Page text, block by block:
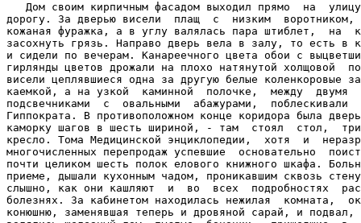
Дом своим кирпичным фасадом выходил прямо  на
дорогу. За дверью висели  плащ  с  низким
кожаная фуражка, а в углу валялась пара штиблет,  на
засохнуть грязь. Направо дверь вела в залу, то есть в
и сидели по вечерам. Канареечного цвета обои с
гирлянды цветов дрожали на плохо натянутой холщовой
висели цеплявшиеся одна за другую белые коленкоровые
каемкой, а на узкой  каминной  полочке,  между  двумя
подсвечниками  с  овальными  абажурами,
Гиппократа. В противоположном конце коридора была
каморку шагов в шесть шириной, - там  стоял  стол,
кресло. Тома Медицинской энциклопедии,  хотя  и
многочисленных перепродаж успевшие  основательно
почти целиком шесть полок елового книжного шкафа.
приеме, дышали кухонным чадом, проникавшим сквозь
слышно, как они кашляют  и  во  всех  подробностях
болезнях. За кабинетом находилась нежилая  комната,
конюшню, заменявшая теперь и дровяной сарай, и